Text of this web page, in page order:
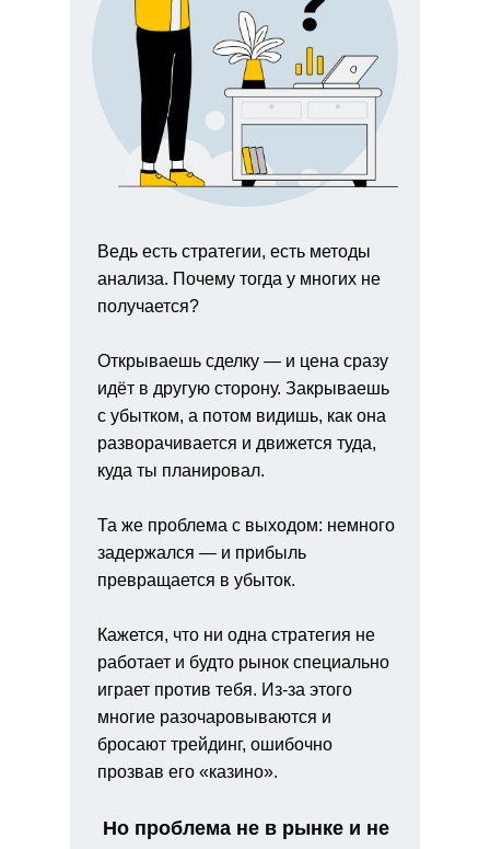
Ведь есть стратегии, есть методы
анализа. Почему тогда у многих не
получается?
Открываешь сделку — и цена сразу
идёт в другую сторону. Закрываешь
с убытком, а потом видишь, как она
разворачивается и движется туда,
куда ты планировал.
Та же проблема с выходом: немного
задержался — и прибыль
превращается в убыток.
Кажется, что ни одна стратегия не
работает и будто рынок специально
играет против тебя. Из-за этого
многие разочаровываются и
бросают трейдинг, ошибочно
прозвав его «казино».
Но проблема не в рынке и не